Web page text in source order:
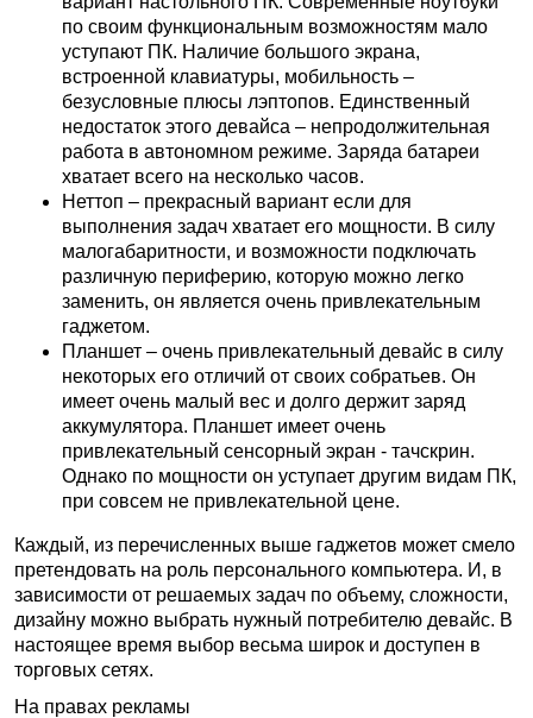
по своим функциональным возможностям мало
уступают ПК. Наличие большого экрана,
встроенной клавиатуры, мобильность –
безусловные плюсы лэптопов. Единственный
недостаток этого девайса – непродолжительная
работа в автономном режиме. Заряда батареи
хватает всего на несколько часов.
Неттоп – прекрасный вариант если для
выполнения задач хватает его мощности. В силу
малогабаритности, и возможности подключать
различную периферию, которую можно легко
заменить, он является очень привлекательным
гаджетом.
Планшет – очень привлекательный девайс в силу
некоторых его отличий от своих собратьев. Он
имеет очень малый вес и долго держит заряд
аккумулятора. Планшет имеет очень
привлекательный сенсорный экран - тачскрин.
Однако по мощности он уступает другим видам ПК,
при совсем не привлекательной цене.
Каждый, из перечисленных выше гаджетов может смело
претендовать на роль персонального компьютера. И, в
зависимости от решаемых задач по объему, сложности,
дизайну можно выбрать нужный потребителю девайс. В
настоящее время выбор весьма широк и доступен в
торговых сетях.
На правах рекламы